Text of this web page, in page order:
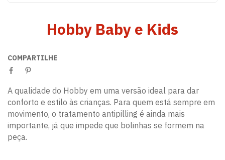
Hobby Baby e Kids
COMPARTILHE
A qualidade do Hobby em uma versão ideal para dar
conforto e estilo às crianças. Para quem está sempre em
movimento, o tratamento antipilling é ainda mais
importante, já que impede que bolinhas se formem na
peça.